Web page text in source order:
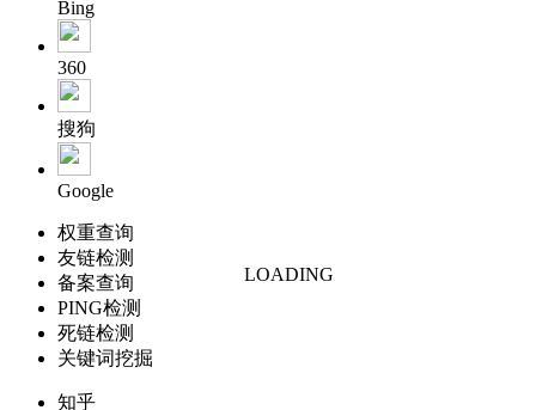
LOADING
Bing
360
搜狗
Google
权重查询
友链检测
备案查询
PING检测
死链检测
关键词挖掘
知乎